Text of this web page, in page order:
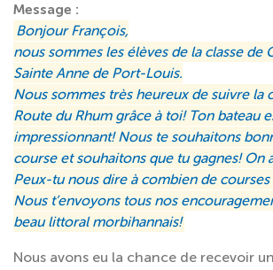
Message :
Bonjour François,
nous sommes les élèves de la classe de
Sainte Anne de Port-Louis.
Nous sommes très heureux de suivre la
Route du Rhum grâce à toi! Ton bateau
impressionnant! Nous te souhaitons
course et souhaitons que tu gagnes! On
Peux-tu nous dire à combien de courses
Nous t’envoyons tous nos
beau littoral morbihannais!
Nous avons eu la chance de recevoir